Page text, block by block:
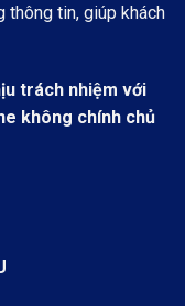
thông tin, giúp khách
trách nhiệm với
không chính chủ